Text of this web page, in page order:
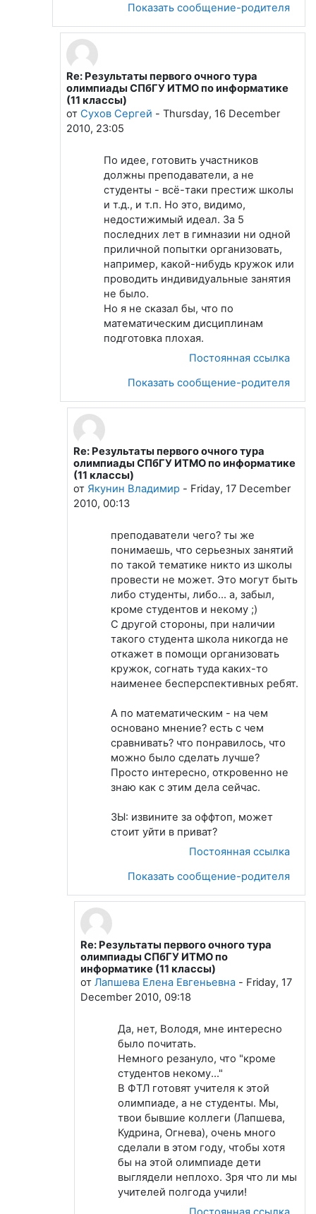
Показать сообщение-родителя
В ответ на Якунин Владимир
Re: Результаты первого очного тура
олимпиады СПбГУ ИТМО по информатике
(11 классы)
от Сухов Сергей - Thursday, 16 December
2010, 23:05
По идее, готовить участников
должны преподаватели, а не
студенты - всё-таки престиж школы
и т.д., и т.п. Но это, видимо,
недостижимый идеал. За 5
последних лет в гимназии ни одной
приличной попытки организовать,
например, какой-нибудь кружок или
проводить индивидуальные занятия
не было.
Но я не сказал бы, что по
математическим дисциплинам
подготовка плохая.
Постоянная ссылка
Показать сообщение-родителя
В ответ на Сухов Сергей
Re: Результаты первого очного тура
олимпиады СПбГУ ИТМО по информатике
(11 классы)
от Якунин Владимир - Friday, 17 December
2010, 00:13
преподаватели чего? ты же
понимаешь, что серьезных занятий
по такой тематике никто из школы
провести не может. Это могут быть
либо студенты, либо... а, забыл,
кроме студентов и некому ;)
С другой стороны, при наличии
такого студента школа никогда не
откажет в помощи организовать
кружок, согнать туда каких-то
наименее бесперспективных ребят.
А по математическим - на чем
основано мнение? есть с чем
сравнивать? что понравилось, что
можно было сделать лучше?
Просто интересно, откровенно не
знаю как с этим дела сейчас.
ЗЫ: извините за оффтоп, может
стоит уйти в приват?
Постоянная ссылка
Показать сообщение-родителя
В ответ на Якунин Владимир
Re: Результаты первого очного тура
олимпиады СПбГУ ИТМО по
информатике (11 классы)
отЛапшева Елена Евгеньевна - Friday, 17
December 2010, 09:18
Да, нет, Володя, мне интересно
было почитать.
Немного резануло, что "кроме
студентов некому..."
В ФТЛ готовят учителя к этой
олимпиаде, а не студенты. Мы,
твои бывшие коллеги (Лапшева,
Кудрина, Огнева), очень много
сделали в этом году, чтобы хотя
бы на этой олимпиаде дети
выглядели неплохо. Зря что ли мы
учителей полгода учили!